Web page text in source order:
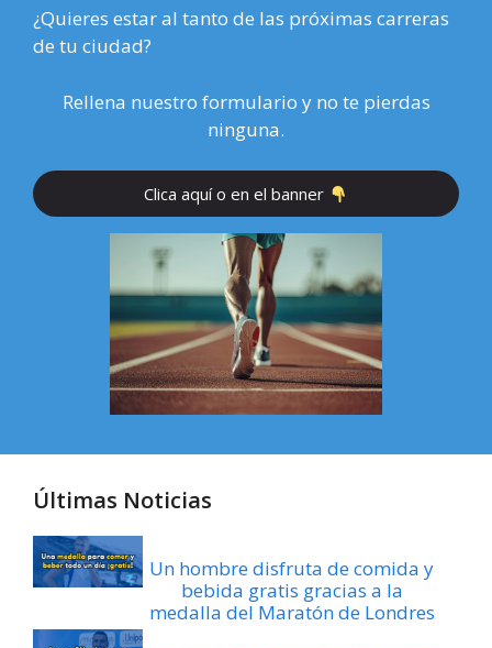
¿Quieres estar al tanto de las próximas carreras
de tu ciudad?
Rellena nuestro formulario y no te pierdas
ninguna.
Clica aquí o en el banner
Últimas Noticias
Un hombre disfruta de comida y
bebida gratis gracias a la
medalla del Maratón de Londres